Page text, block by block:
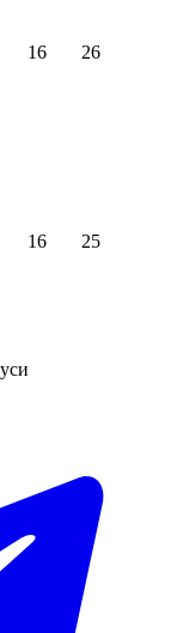
16 26
16 25